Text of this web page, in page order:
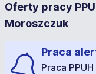
Oferty pracy
Moroszczuk
Praca
Praca